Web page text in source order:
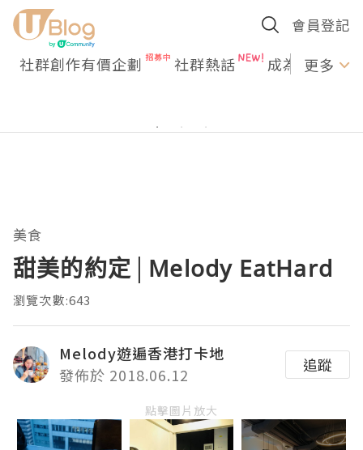
會員登記
社群創作有價企劃 社群熱話 成為U更多
美食
甜美的約定│Melody EatHard
瀏覽次數:643
Melody遊遍香港打卡地
發佈於 2018.06.12
追蹤
點擊圖片放大